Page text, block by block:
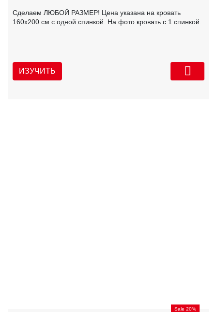
Сделаем ЛЮБОЙ РАЗМЕР! Цена указана на кровать
160х200 см с одной спинкой. На фото кровать с 1 спинкой.
ИЗУЧИТЬ
Sale 20%